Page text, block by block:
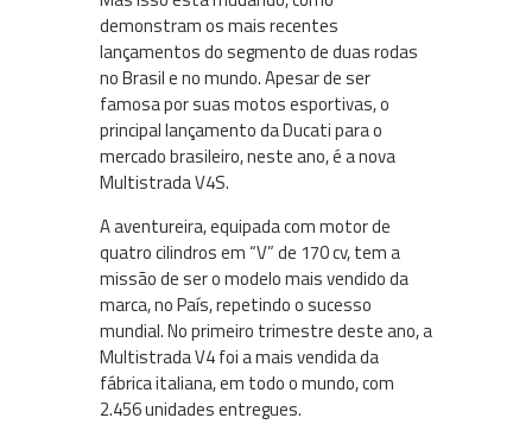
demonstram os mais recentes
lançamentos do segmento de duas rodas
no Brasil e no mundo. Apesar de ser
famosa por suas motos esportivas, o
principal lançamento da Ducati para o
mercado brasileiro, neste ano, é a nova
Multistrada V4S.
A aventureira, equipada com motor de
quatro cilindros em “V” de 170 cv, tem a
missão de ser o modelo mais vendido da
marca, no País, repetindo o sucesso
mundial. No primeiro trimestre deste ano, a
Multistrada V4 foi a mais vendida da
fábrica italiana, em todo o mundo, com
2.456 unidades entregues.